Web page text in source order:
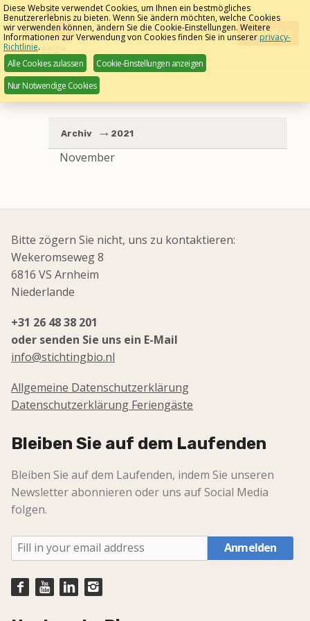
Skip
links
Jump
to
navigation
Jump
Werken bij Bio
Meest gestelde vragen
naar de Bio Manege >>
Menu
Kontakt Spenden
Archiv 2021
November
Bitte zögern Sie nicht, uns zu kontaktieren:
Wekeromseweg 8
6816 VS Arnheim
Niederlande
+31 26 48 38 201
oder senden Sie uns ein E-Mail
info@stichtingbio.nl
Allgemeine Datenschutzerklärung
Datenschutzerklärung Feriengäste
Bleiben Sie auf dem Laufenden
Bleiben Sie auf dem Laufenden, indem Sie unseren
Newsletter abonnieren oder uns auf Social Media
folgen.
Anmelden
Diese Website verwendet Cookies, um Ihnen ein bestmögliches
Benutzererlebnis zu bieten. Wenn Sie ändern möchten, welche Cookies
wir verwenden können, ändern Sie die Cookie-Einstellungen. Weitere
Informationen zur Verwendung von Cookies finden Sie in unsererprivacy-
Richtlinie.
Alle Cookies zulassen
Cookie-Einstellungen anzeigen
Nur Notwendige Cookies